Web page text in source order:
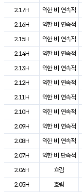
2.17H
약한 비 연속적
2.16H
약한 비 연속적
2.15H
약한 비 연속적
2.14H
약한 비 연속적
2.13H
약한 비 연속적
2.12H
약한 비 연속적
2.11H
약한 비 연속적
2.10H
약한 비 연속적
2.09H
약한 비 연속적
2.08H
약한 비 연속적
2.07H
약한 비 단속적
2.06H
흐림
2.05H
흐림